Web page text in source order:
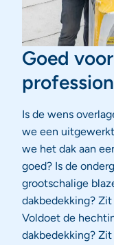
Goed
Is de wens
we een
we het dak aan
goed? Is de
grootschalige
dakbedekking?
Voldoet de
dakbedekking?